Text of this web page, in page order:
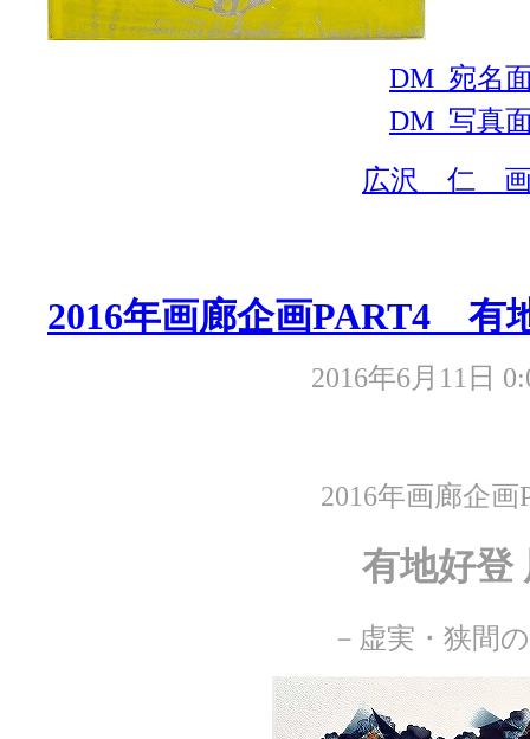
DM_宛名
DM_写真
広沢 仁
2016年画廊企画PART4 有
2016年6月11日
2016年画廊企画
有地好登
－虚実・狭間